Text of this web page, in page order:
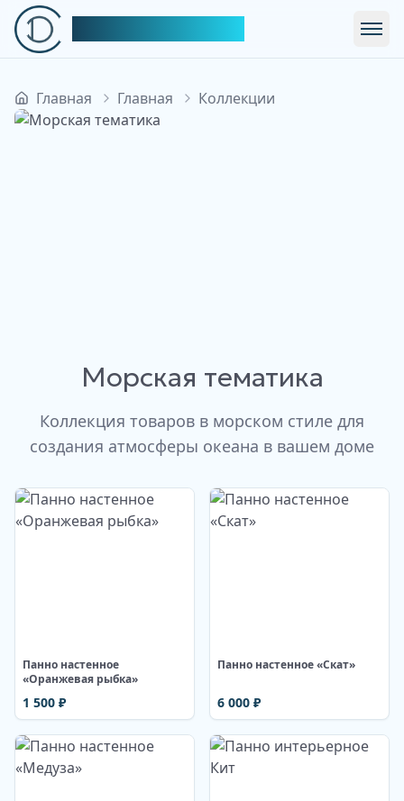
Главная Главная Коллекции
Изображение недоступно
Морская тематика
Коллекция товаров в морском стиле для
создания атмосферы океана в вашем доме
Панно настенное
«Оранжевая рыбка»
1 500 ₽
Панно настенное «Скат»
6 000 ₽